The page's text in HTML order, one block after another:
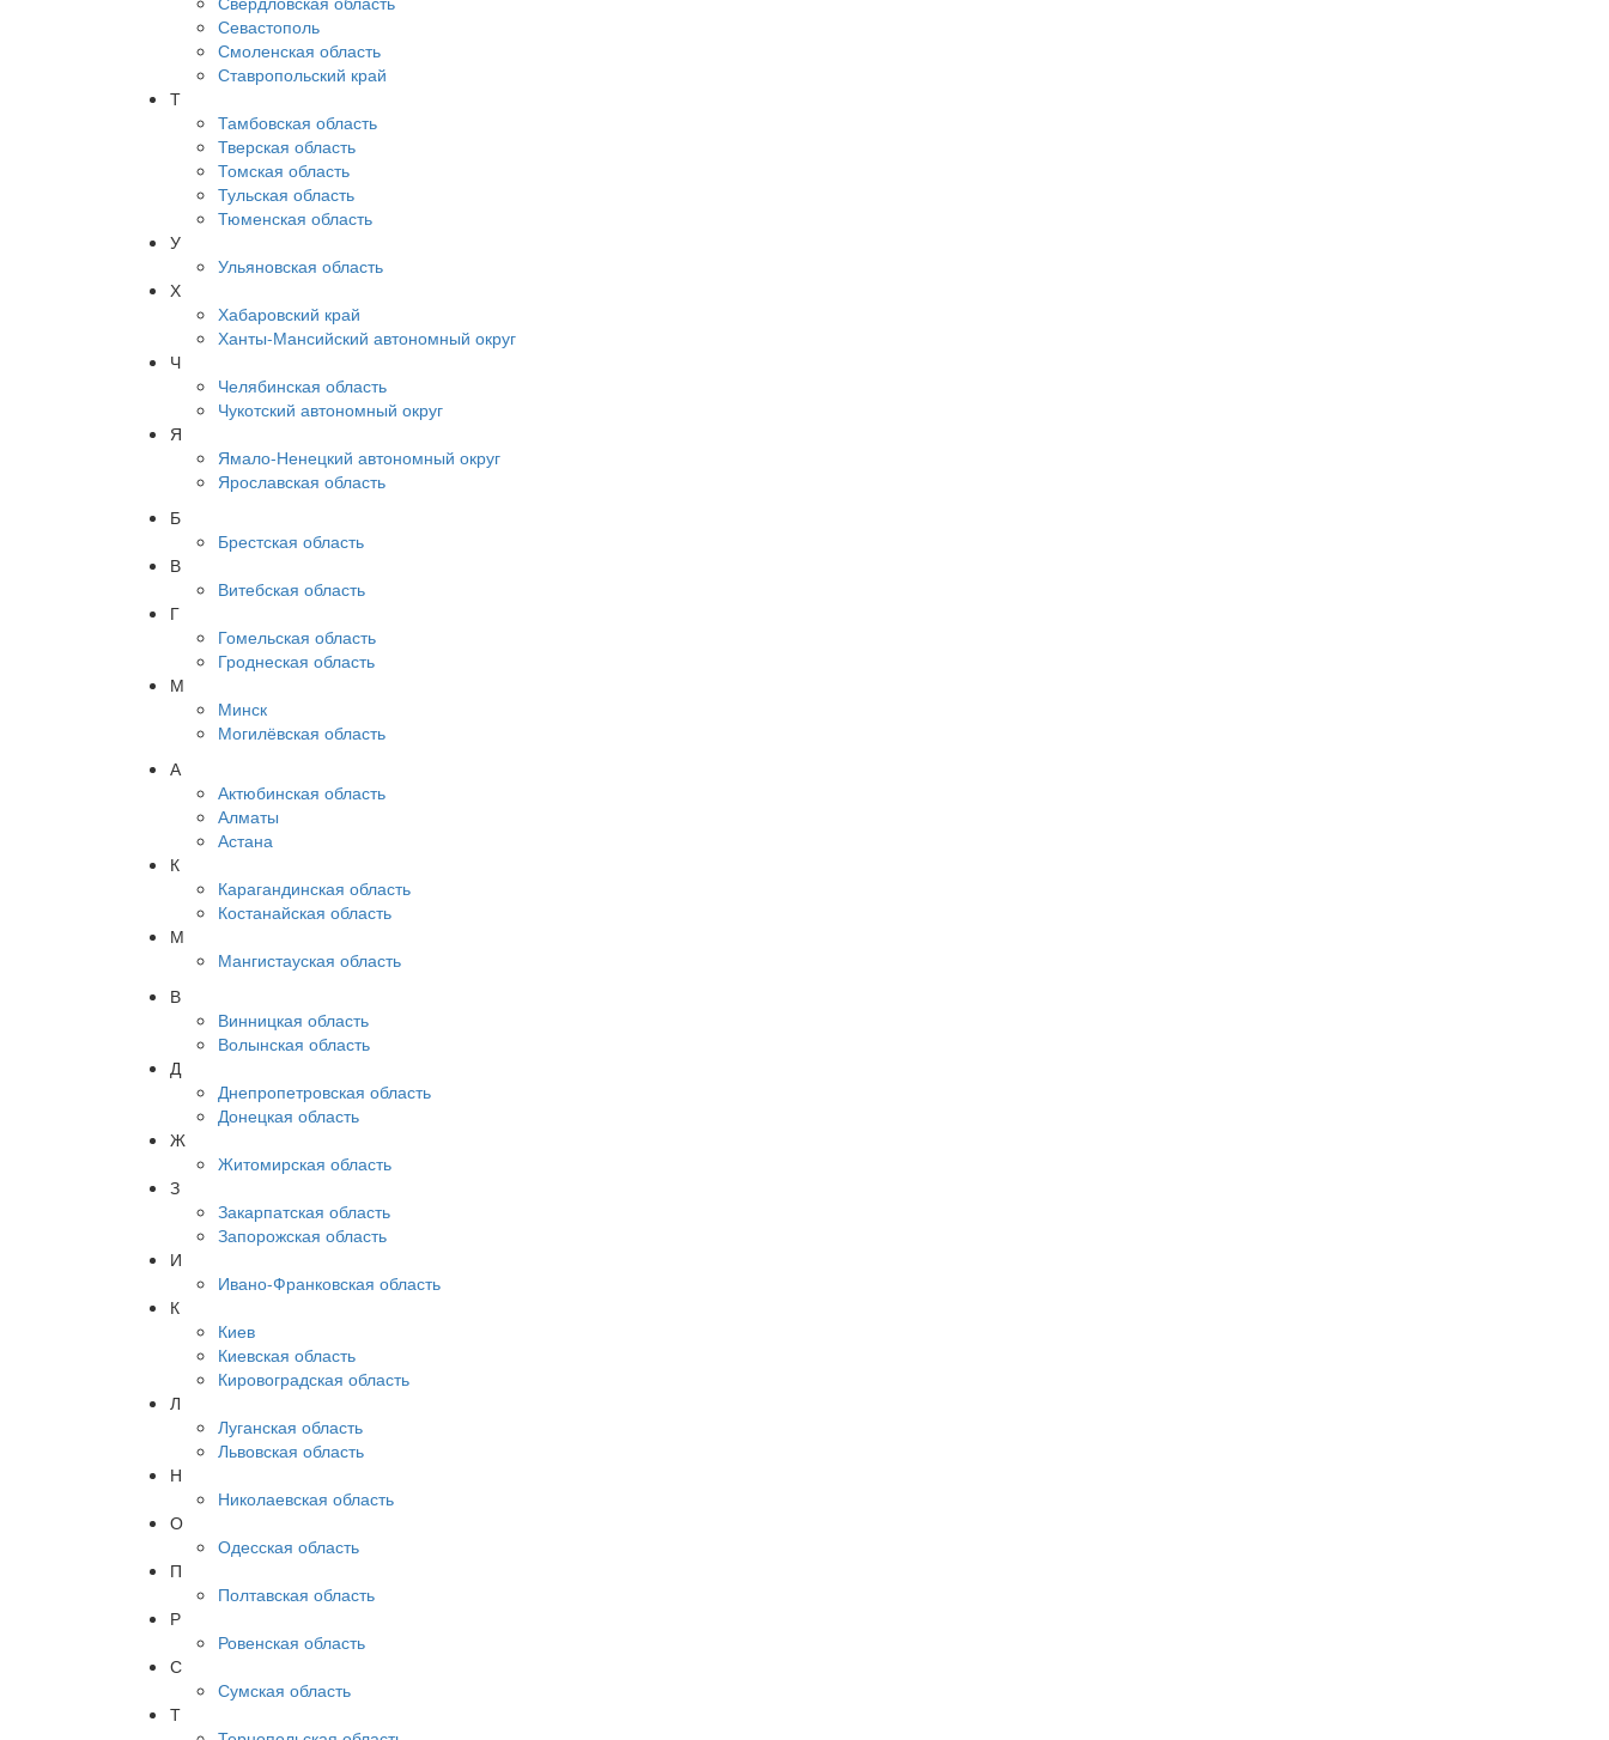
Севастополь
Смоленская область
Ставропольский край
Т
Тамбовская область
Тверская область
Томская область
Тульская область
Тюменская область
У
Ульяновская область
Х
Хабаровский край
Ханты-Мансийский автономный округ
Ч
Челябинская область
Чукотский автономный округ
Я
Ямало-Ненецкий автономный округ
Ярославская область
Б
Брестская область
В
Витебская область
Г
Гомельская область
Гроднеская область
М
Минск
Могилёвская область
А
Актюбинская область
Алматы
Астана
К
Карагандинская область
Костанайская область
М
Мангистауская область
В
Винницкая область
Волынская область
Д
Днепропетровская область
Донецкая область
Ж
Житомирская область
З
Закарпатская область
Запорожская область
И
Ивано-Франковская область
К
Киев
Киевская область
Кировоградская область
Л
Луганская область
Львовская область
Н
Николаевская область
О
Одесская область
П
Полтавская область
Р
Ровенская область
С
Сумская область
Т